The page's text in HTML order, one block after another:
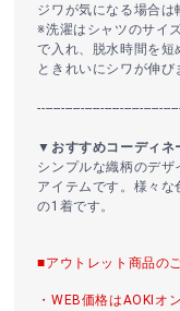
ジワが気になる場合は
※洗濯はシャツのサイ
で入れ、脱水時間を短
ときれいにシワが伸び
▼おすすめコーディネ
シンプルな織柄のデ
アイテムです。様々
の1着です。
■アウトレット商品の
・WEB価格はAOKIオ